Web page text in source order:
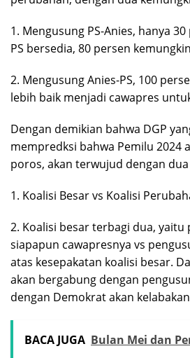
1. Mengusung PS-Anies, hanya
PS bersedia, 80 persen
2. Mengusung Anies-PS, 100
lebih baik menjadi cawapres
Dengan demikian bahwa DGP
mempredksi bahwa Pemilu 2024
poros, akan terwujud dengan
1. Koalisi Besar vs Koalisi
2. Koalisi besar terbagi dua, yaitu
siapapun cawapresnya vs
atas kesepakatan koalisi besar.
akan bergabung dengan
dengan Demokrat akan
BACA JUGA Bulan Mei dan